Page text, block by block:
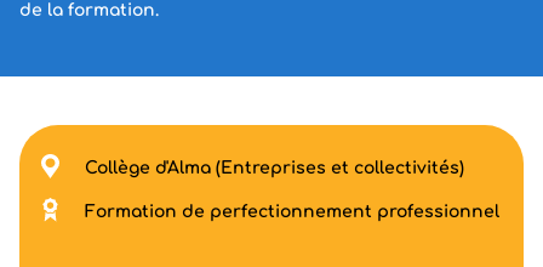
de la formation.
Collège d'Alma (Entreprises et collectivités)
Formation de perfectionnement professionnel